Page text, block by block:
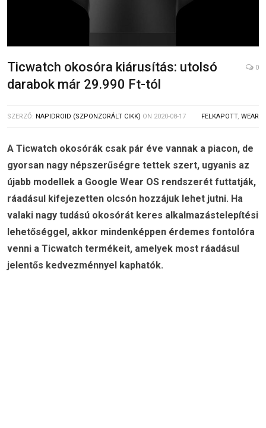
Ticwatch okosóra kiárusítás: utolsó
darabok már 29.990 Ft-tól
0
SZERZŐ: NAPIDROID (SZPONZORÁLT CIKK) ON 2020-08-17 FELKAPOTT, WEAR
A Ticwatch okosórák csak pár éve vannak a piacon, de
gyorsan nagy népszerűségre tettek szert, ugyanis az
újabb modellek a Google Wear OS rendszerét futtatják,
ráadásul kifejezetten olcsón hozzájuk lehet jutni. Ha
valaki nagy tudású okosórát keres alkalmazástelepítési
lehetőséggel, akkor mindenképpen érdemes fontolóra
venni a Ticwatch termékeit, amelyek most ráadásul
jelentős kedvezménnyel kaphatók.